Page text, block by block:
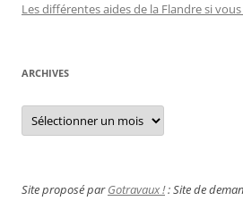
Les différentes aides de la Flandre si
ARCHIVES
Archives
Site proposé parGotravaux !: Site de